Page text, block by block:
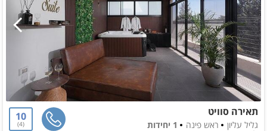
תאירה סוויט
גליל עליון ראש פינה
1 יחידות
10
4